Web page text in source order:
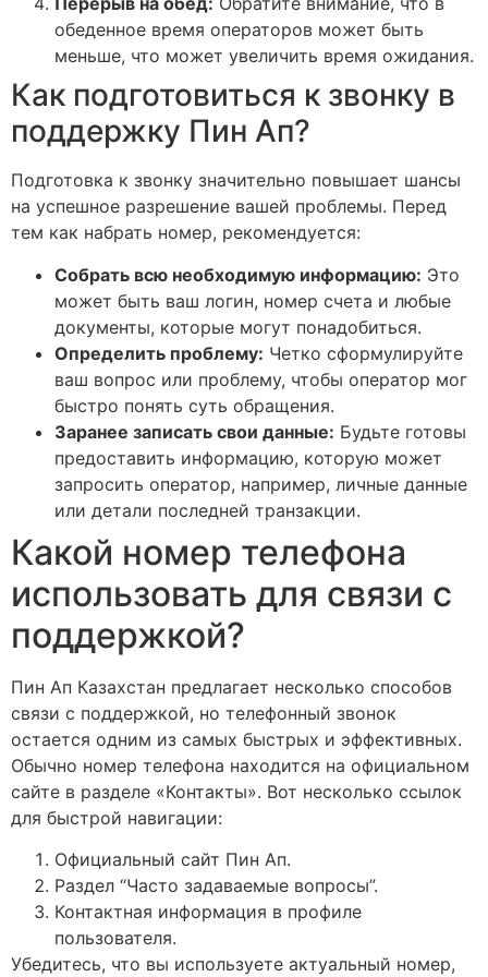
обеденное время операторов может быть
меньше, что может увеличить время ожидания.
Как подготовиться к звонку в
поддержку Пин Ап?
Подготовка к звонку значительно повышает шансы
на успешное разрешение вашей проблемы. Перед
тем как набрать номер, рекомендуется:
Собрать всю необходимую информацию: Это
может быть ваш логин, номер счета и любые
документы, которые могут понадобиться.
Определить проблему: Четко сформулируйте
ваш вопрос или проблему, чтобы оператор мог
быстро понять суть обращения.
Заранее записать свои данные: Будьте готовы
предоставить информацию, которую может
запросить оператор, например, личные данные
или детали последней транзакции.
Какой номер телефона
использовать для связи с
поддержкой?
Пин Ап Казахстан предлагает несколько способов
связи с поддержкой, но телефонный звонок
остается одним из самых быстрых и эффективных.
Обычно номер телефона находится на официальном
сайте в разделе «Контакты». Вот несколько ссылок
для быстрой навигации:
Официальный сайт Пин Ап.
Раздел “Часто задаваемые вопросы”.
Контактная информация в профиле
пользователя.
Убедитесь, что вы используете актуальный номер,